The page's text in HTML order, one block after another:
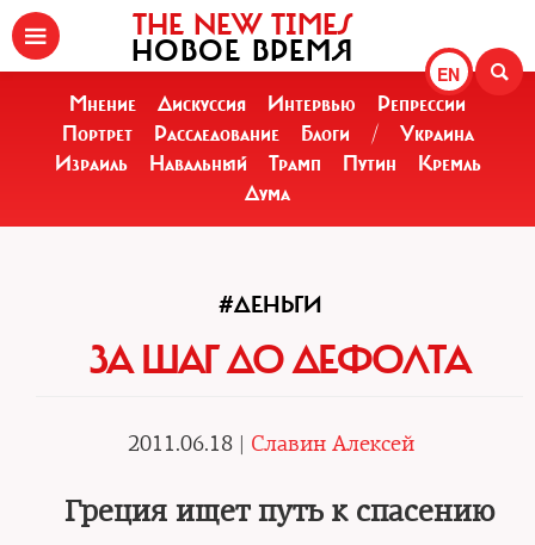
EN
THE NEW TIMES
НОВОЕ ВРЕМЯ
Мнение Дискуссия Интервью
Репрессии
Портрет
Расследование Блоги /
Украина
Израиль
Навальный Трамп Путин
Кремль
Дума
#ДЕНЬГИ
ЗА ШАГ ДО ДЕФОЛТА
2011.06.18 | Славин Алексей
Греция ищет путь к спасению